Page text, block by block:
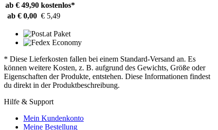
ab € 49,90 kostenlos*
ab € 0,00 € 5,49
* Diese Lieferkosten fallen bei einem Standard-Versand an. Es
können weitere Kosten, z. B. aufgrund des Gewichts, Größe oder
Eigenschaften der Produkte, entstehen. Diese Informationen findest
du direkt in der Produktbeschreibung.
Hilfe & Support
Mein Kundenkonto
Meine Bestellung